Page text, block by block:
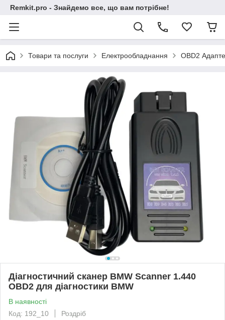
Remkit.pro - Знайдемо все, що вам потрібне!
Товари та послуги Електрообладнання OBD2
Діагностичний сканер BMW Scanner 1.440
OBD2 для діагностики BMW
В наявності
Код: 192_10
Роздріб